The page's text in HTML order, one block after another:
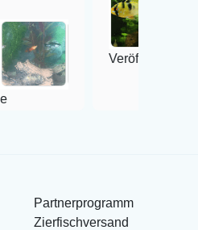
Veröffentlicht auf Google
Partnerprogramm
Zierfischversand